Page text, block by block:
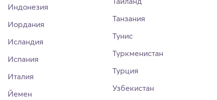
Индонезия
Иордания
Исландия
Испания
Италия
Йемен
Танзания
Тунис
Туркменистан
Турция
Узбекистан